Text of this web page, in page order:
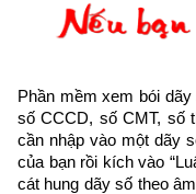
nam nên tại bán cầu
2. Tiết Đông Chí
Mỗi năm tiết Đông Chí
tháng 12 và kết thúc
Phần mềm xem bói
số CCCD, số CMT, số
cần nhập vào một dãy
của bạn rồi kích vào
cát hung dãy số theo